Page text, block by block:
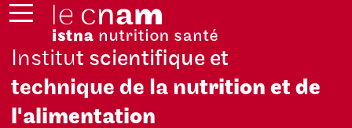
Institut scientifique et
technique de la nutrition et de
l'alimentation